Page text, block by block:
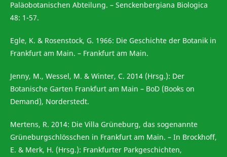
Paläobotanischen Abteilung. – Senckenbergiana Biologica
48: 1-57.
Egle, K. & Rosenstock, G. 1966: Die Geschichte der Botanik in
Frankfurt am Main. – Frankfurt am Main.
Jenny, M., Wessel, M. & Winter, C. 2014 (Hrsg.): Der
Botanische Garten Frankfurt am Main – BoD (Books on
Demand), Norderstedt.
Mertens, R. 2014: Die Villa Grüneburg, das sogenannte
Grüneburgschlösschen in Frankfurt am Main. – In Brockhoff,
E. & Merk, H. (Hrsg.): Frankfurter Parkgeschichten,